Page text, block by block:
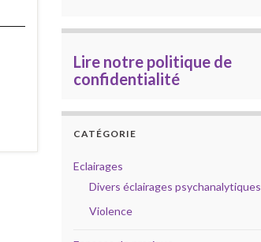
Lire notre politique de
confidentialité
CATÉGORIE
Eclairages
Divers éclairages psychanalytiques
Violence